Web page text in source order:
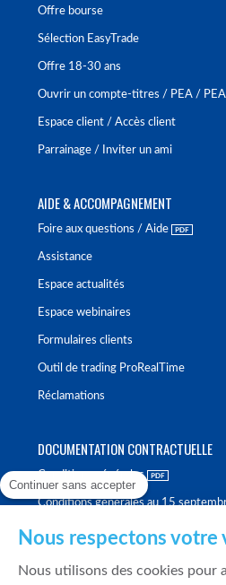
Offre bourse
Sélection EasyTrade
Offre 18-30 ans
Ouvrir un compte-titres / PEA /
Espace client / Accès client
Parrainage / Inviter un ami
AIDE & ACCOMPAGNEMENT
Foire aux questions / Aide
Assistance
Espace actualités
Espace webinaires
Formulaires clients
Outil de trading ProRealTime
Réclamations
DOCUMENTATION CONTRACTUELLE
Conditions générales
Conditions générales au 15
Continuer sans accepter
Nous respectons votre
Nous utilisons des cookies pour